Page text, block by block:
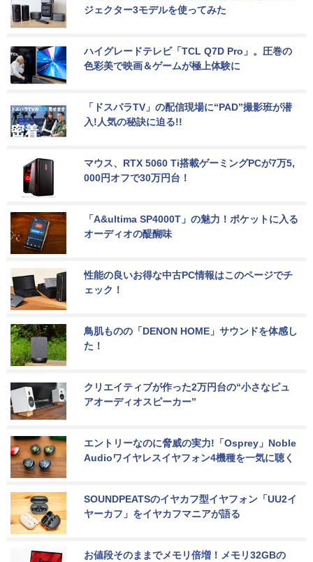
ジェクター3モデルを使ってみた
ハイグレードテレビ「TCL Q7D Pro」。圧巻の
色彩美で映画＆ゲームが極上体験に
「ドスパラTV」の配信現場に“PAD”撮影班が潜
入!人気の秘訣に迫る!!
マウス、RTX 5060 Ti搭載ゲーミングPCが7万5,
000円オフで30万円台！
「A&ultima SP4000T」の魅力！ポケットに入る
オーディオの醍醐味
性能の良いお得な中古PC情報はこのページでチ
ェック！
鳥肌ものの「DENON HOME」サウンドを体感し
た！
クリエイティブが作った2万円台の“小さなピュ
アオーディオスピーカー”
エントリーなのに脅威の実力!「Osprey」Noble
Audioワイヤレスイヤフォン4機種を一気に聴く
SOUNDPEATSのイヤカフ型イヤフォン「UU2イ
ヤーカフ」をイヤカフマニアが語る
お値段そのままでメモリ倍増！メモリ32GBの